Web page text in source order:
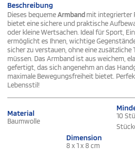
Beschreibung
Dieses bequemeArmbandmit integrierter
bietet eine sichere und praktische
oder kleine Wertsachen. Ideal für Sport,
ermöglicht es Ihnen, wichtige
sicher zu verstauen, ohne eine zusätzliche
müssen. Das Armband ist aus weichem,
gefertigt, das sich angenehm an das
maximale Bewegungsfreiheit bietet.
Lebensstil!
Material
Baumwolle
10
Dimension
8 x 1 x 8 cm